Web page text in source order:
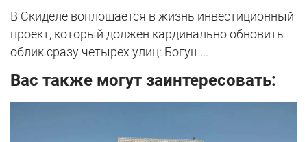
В Скиделе воплощается в жизнь инвестиционный
проект, который должен кардинально обновить
облик сразу четырех улиц: Богуш...
Вас также могут заинтересовать: